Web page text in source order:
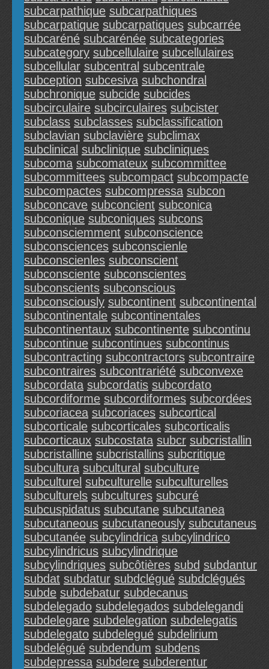
subcarpathique subcarpathiques
subcarpatique subcarpatiques subcarrée
subcaréné subcarénée subcategories
subcategory subcellulaire subcellulaires
subcellular subcentral subcentrale
subception subcesiva subchondral
subchronique subcide subcides
subcirculaire subcirculaires subcister
subclass subclasses subclassification
subclavian subclavière subclimax
subclinical subclinique subcliniques
subcoma subcomateux subcommittee
subcommittees subcompact subcompacte
subcompactes subcompressa subcon
subconcave subconcient subconica
subconique subconiques subcons
subconsciemment subconscience
subconsciences subconscienle
subconscienles subconscient
subconsciente subconscientes
subconscients subconscious
subconsciously subcontinent subcontinental
subcontinentale subcontinentales
subcontinentaux subcontinente subcontinu
subcontinue subcontinues subcontinus
subcontracting subcontractors subcontraire
subcontraires subcontrariété subconvexe
subcordata subcordatis subcordato
subcordiforme subcordiformes subcordées
subcoriacea subcoriaces subcortical
subcorticale subcorticales subcorticalis
subcorticaux subcostata subcr subcristallin
subcristalline subcristallins subcritique
subcultura subcultural subculture
subculturel subculturelle subculturelles
subculturels subcultures subcuré
subcuspidatus subcutane subcutanea
subcutaneous subcutaneously subcutaneus
subcutanée subcylindrica subcylindrico
subcylindricus subcylindrique
subcylindriques subcôtières subd subdantur
subdat subdatur subdclégué subdclégués
subde subdebatur subdecanus
subdelegado subdelegados subdelegandi
subdelegare subdelegation subdelegatis
subdelegato subdelegué subdelirium
subdelégué subdendum subdens
subdepressa subdere subderentur